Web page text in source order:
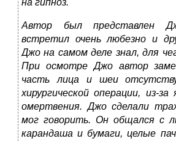
на гипноз.
Автор был представлен
встретил очень любезно и
Джо на самом деле знал, для
При осмотре Джо автор
часть лица и шеи
хирургической операции, из-
омертвения. Джо сделали
мог говорить. Он общался с
карандаша и бумаги, целые